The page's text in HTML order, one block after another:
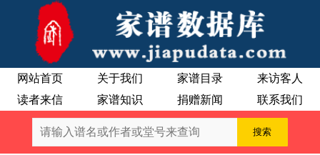
网站首页 关于我们 家谱目录
来访客人
读者来信
家谱知识 捐赠新闻 联系我们